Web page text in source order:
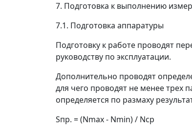
7. Подготовка к выполнению
7.1. Подготовка аппаратуры
Подготовку к работе проводят
руководству по эксплуатации.
Дополнительно проводят
для чего проводят не менее трех
определяется по размаху
Sпр. = (Nmax- Nmin) / Nср